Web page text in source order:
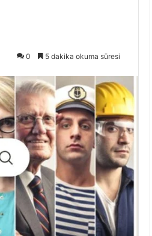
0 5 dakika okuma süresi